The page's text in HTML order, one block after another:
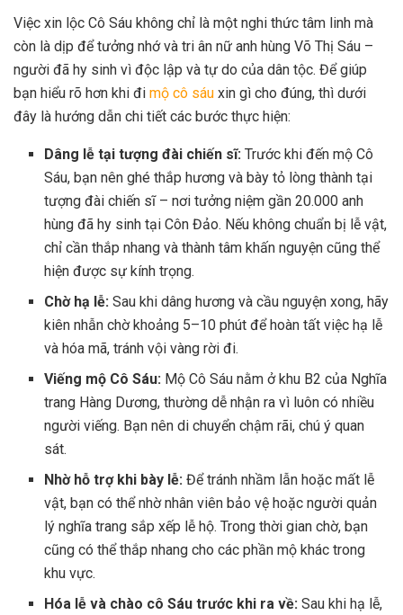
Việc xin lộc Cô Sáu không chỉ là một nghi thức tâm linh mà
còn là dịp để tưởng nhớ và tri ân nữ anh hùng Võ Thị Sáu –
người đã hy sinh vì độc lập và tự do của dân tộc. Để giúp
bạn hiểu rõ hơn khi đi mộ cô sáu xin gì cho đúng, thì dưới
đây là hướng dẫn chi tiết các bước thực hiện:
Dâng lễ tại tượng đài chiến sĩ:Trước khi đến mộ Cô
Sáu, bạn nên ghé thắp hương và bày tỏ lòng thành tại
tượng đài chiến sĩ – nơi tưởng niệm gần 20.000 anh
hùng đã hy sinh tại Côn Đảo. Nếu không chuẩn bị lễ vật,
chỉ cần thắp nhang và thành tâm khấn nguyện cũng thể
hiện được sự kính trọng.
Chờ hạ lễ:Sau khi dâng hương và cầu nguyện xong, hãy
kiên nhẫn chờ khoảng 5–10 phút để hoàn tất việc hạ lễ
và hóa mã, tránh vội vàng rời đi.
Viếng mộ Cô Sáu: Mộ Cô Sáu nằm ở khu B2 của Nghĩa
trang Hàng Dương, thường dễ nhận ra vì luôn có nhiều
người viếng. Bạn nên di chuyển chậm rãi, chú ý quan
sát.
Nhờ hỗ trợ khi bày lễ: Để tránh nhầm lẫn hoặc mất lễ
vật, bạn có thể nhờ nhân viên bảo vệ hoặc người quản
lý nghĩa trang sắp xếp lễ hộ. Trong thời gian chờ, bạn
cũng có thể thắp nhang cho các phần mộ khác trong
khu vực.
Hóa lễ và chào cô Sáu trước khi ra về: Sau khi hạ lễ,